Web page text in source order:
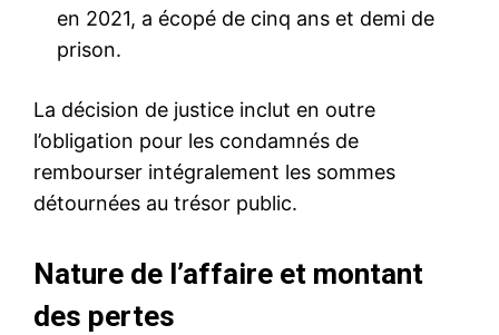
en 2021, a écopé de cinq ans et demi de
prison.
La décision de justice inclut en outre
l’obligation pour les condamnés de
rembourser intégralement les sommes
détournées au trésor public.
Nature de l’affaire et montant
des pertes